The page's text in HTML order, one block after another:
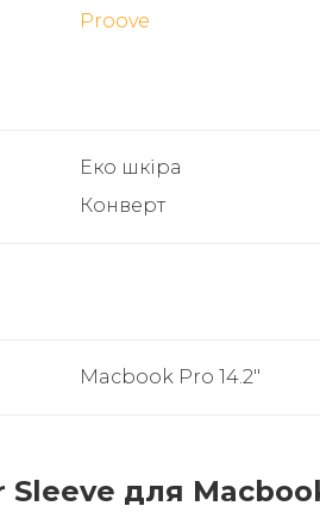
Proove
Еко шкіра
Конверт
Macbook Pro 14.2"
для